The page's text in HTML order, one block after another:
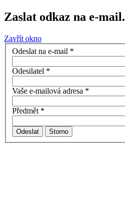
Zaslat odkaz na e-mail.
Zavřít okno
Odeslat na e-mail *
Odesilatel *
Vaše e-mailová adresa *
Předmět*
Odeslat Storno